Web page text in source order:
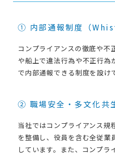
① 内部通報制度（
コンプライアンスの徹底や不
や船上で違法行為や不正行為
で内部通報できる制度を設け
② 職場安全・多文化共
当社ではコンプライアンス規
を整備し、役員を含む全従業
しています。また、コンプラ